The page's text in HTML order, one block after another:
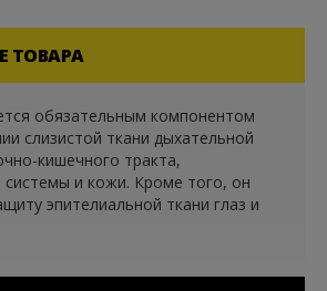
ТОВАРА
обязательным компонентом
слизистой ткани дыхательной
кишечного тракта,
и кожи. Кроме того, он
эпителиальной ткани глаз и